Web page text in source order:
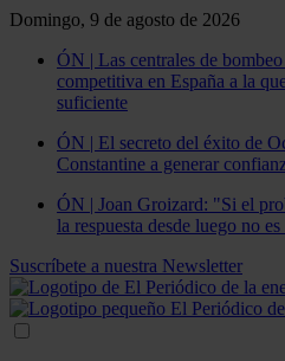
Domingo, 9 de agosto de 2026
ÓN | Las centrales de
competitiva en España a la
suficiente
ÓN | El secreto del éxito de
Constantine a generar
ÓN | Joan Groizard: "Si el
la respuesta desde luego no
Suscríbete a nuestra Newsletter